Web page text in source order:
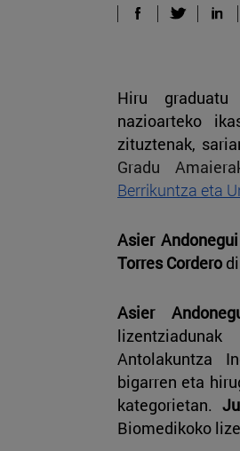
Hiru
nazioarteko
zituztenak,
Gradu
Berrikuntza eta
Asier
Torres Cordero
Asier
Antolakuntza
bigarren eta
kategorietan.
Biomedikoko